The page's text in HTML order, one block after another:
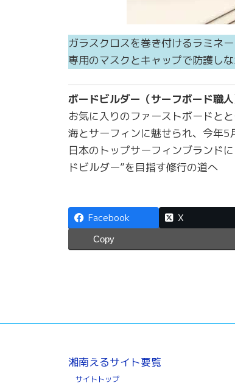
ガラスクロスを巻き付けるラミネー
専用のマスクとキャップで防護し
ボードビルダー（サーフボード職
お気に入りのファーストボードと
海とサーフィンに魅せられ、今年5
日本のトップサーフィンブランド
ドビルダー”を目指す修行の道へ
Facebook X
Copy
湘南えるサイト要覧
サイトトップ